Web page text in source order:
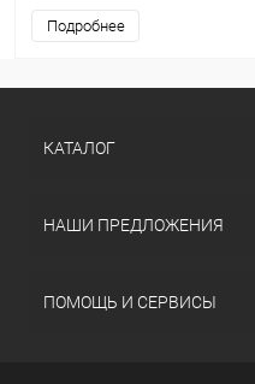
Подробнее
КАТАЛОГ
НАШИ ПРЕДЛОЖЕНИЯ
ПОМОЩЬ И СЕРВИСЫ